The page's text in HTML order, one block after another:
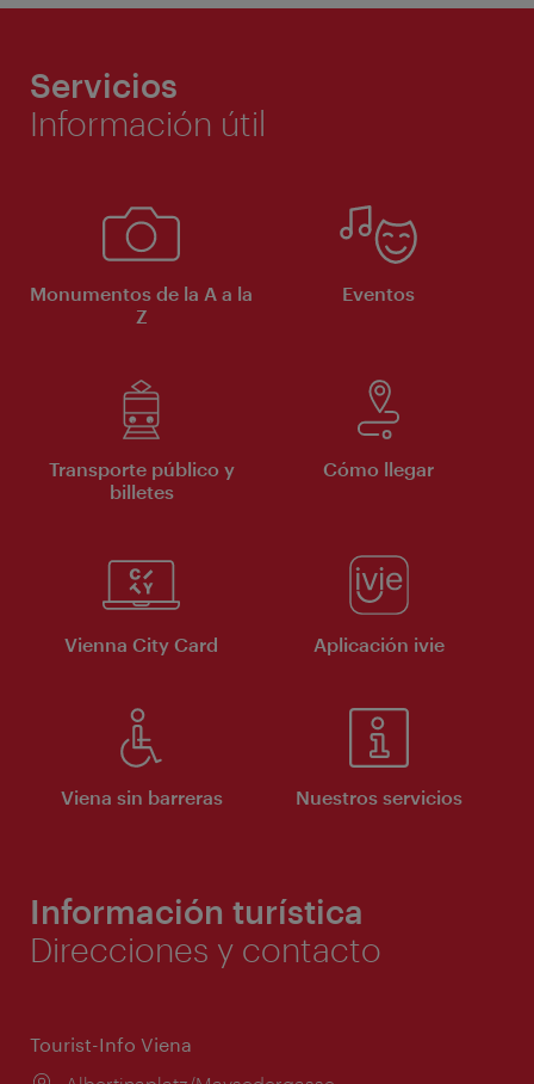
Servicios
Información útil
Monumentos de la A a la
Z
Eventos
Transporte público y
billetes
Cómo llegar
Vienna City Card Aplicación ivie
Viena sin barreras Nuestros servicios
Información turística
Direcciones y contacto
Tourist-Info Viena